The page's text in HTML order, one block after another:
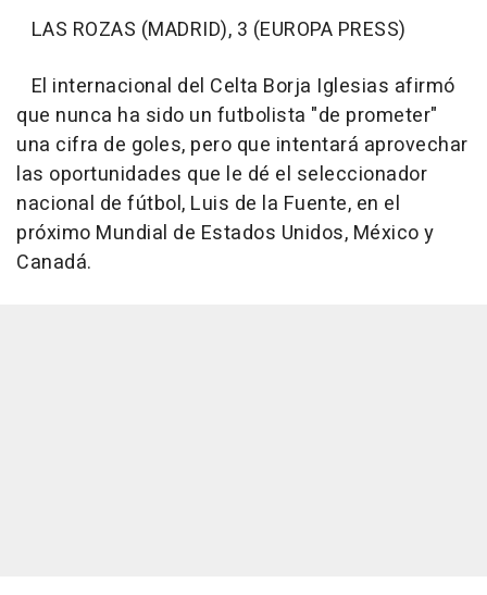
LAS ROZAS (MADRID), 3 (EUROPA PRESS)
El internacional del Celta Borja Iglesias afirmó
que nunca ha sido un futbolista "de prometer"
una cifra de goles, pero que intentará aprovechar
las oportunidades que le dé el seleccionador
nacional de fútbol, Luis de la Fuente, en el
próximo Mundial de Estados Unidos, México y
Canadá.